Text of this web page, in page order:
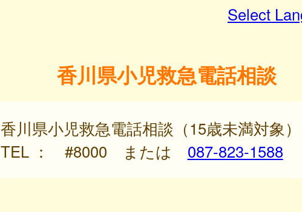
Select
香川県小児救急電話相談
香川県小児救急電話相談（15歳未満対象）
TEL ： #8000 または 087-823-1588